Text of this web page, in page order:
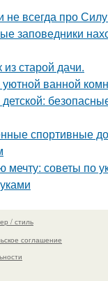
не всегда про
заповедники
из старой дачи.
ванной
спортивные
мечту: советы по
/ стиль
соглашение